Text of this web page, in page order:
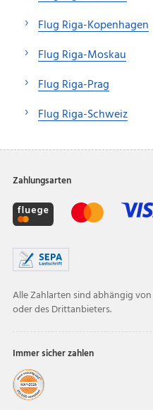
Flug Riga-Kopenhagen
Flug Riga-Moskau
Flug Riga-Prag
Flug Riga-Schweiz